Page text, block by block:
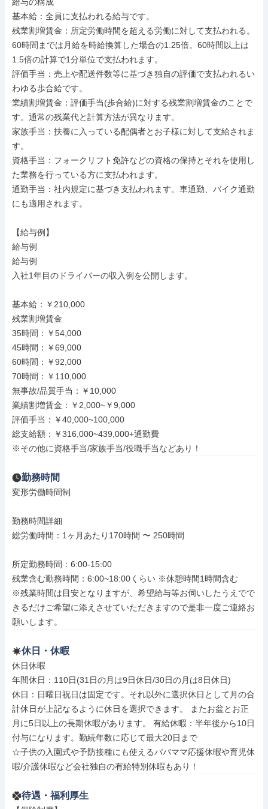
基本給：全員に支払われる給与です。
残業割増賃金：所定労働時間を超える労働に対して支払われる。
60時間までは月給を時給換算した場合の1.25倍。60時間以上は
1.5倍の計算で1分単位で支払われます。
評価手当：売上や配送件数等に基づき独自の評価で支払われるい
わゆる歩合給です。
業績割増賃金：評価手当(歩合給)に対する残業割増賃金のことで
す。通常の残業代と計算方法が異なります。
家族手当：扶養に入っている配偶者とお子様に対して支給されま
す。
資格手当：フォークリフト免許などの資格の保持とそれを使用し
た業務を行っている方に支払われます。
通勤手当：社内規定に基づき支払われます。車通勤、バイク通勤
にも適用されます。
【給与例】
給与例
給与例
入社1年目のドライバーの収入例を公開します。
基本給：￥210,000
残業割増賃金
35時間：￥54,000
45時間：￥69,000
60時間：￥92,000
70時間：￥110,000
無事故/品質手当：￥10,000
業績割増賃金：￥2,000~￥9,000
評価手当：￥40,000~100,000
総支給額：￥316,000~439,000+通勤費
※その他に資格手当/家族手当/役職手当などあり！
勤務時間
変形労働時間制
勤務時間詳細
総労働時間：1ヶ月あたり170時間 〜 250時間
所定勤務時間：6:00-15:00
残業含む勤務時間：6:00~18:00くらい ※休憩時間1時間含む
※残業時間は目安となりますが、希望給与等お伺いしたうえでで
きるだけご希望に添えさせていただきますので是非一度ご連絡お
願いします。
休日・休暇
休日休暇
年間休日：110日(31日の月は9日休日/30日の月は8日休日)
休日：日曜日祝日は固定です。それ以外に選択休日として月の合
計休日が上記なるように休日を選択できます。 またお盆とお正
月に5日以上の長期休暇があります。 有給休暇：半年後から10日
付与になります。勤続年数に応じて最大20日まで
☆子供の入園式や予防接種にも使えるパパママ応援休暇や育児休
暇/介護休暇など会社独自の有給特別休暇もあり！
待遇・福利厚生